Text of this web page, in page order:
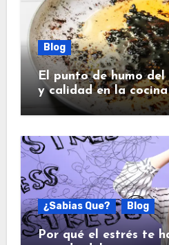
Blog
El punto de humo
y calidad en la cocina
¿Sabias Que? Blog
Por qué el estrés te